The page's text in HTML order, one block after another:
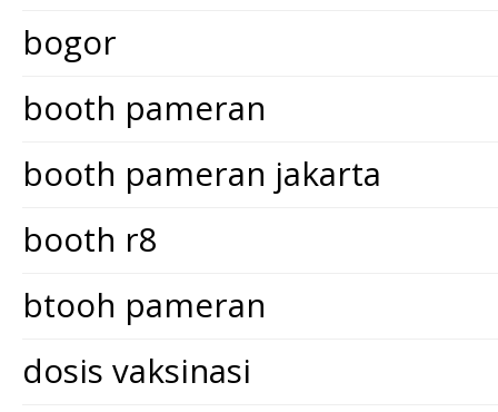
bogor
booth pameran
booth pameran jakarta
booth r8
btooh pameran
dosis vaksinasi